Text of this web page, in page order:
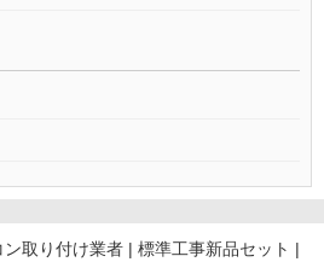
ン取り付け業者 | 標準工事新品セット |